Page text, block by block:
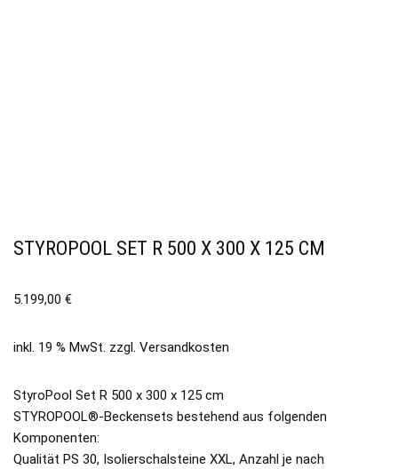
STYROPOOL SET R 500 X 300 X 125 CM
5.199,00 €
inkl. 19 % MwSt. zzgl. Versandkosten
StyroPool Set R 500 x 300 x 125 cm
STYROPOOL®-Beckensets bestehend aus folgenden
Komponenten:
Qualität PS 30, Isolierschalsteine XXL, Anzahl je nach